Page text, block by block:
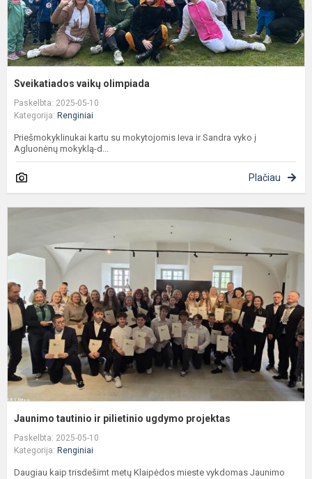
Sveikatiados vaikų olimpiada
Paskelbta: 2025-05-10
Kategorija: Renginiai
Priešmokyklinukai kartu su mokytojomis Ieva ir Sandra vyko į
Agluonėnų mokyklą-d...
Plačiau
Jaunimo tautinio ir pilietinio ugdymo projektas
Paskelbta: 2025-05-10
Kategorija: Renginiai
Daugiau kaip trisdešimt metų Klaipėdos mieste vykdomas Jaunimo